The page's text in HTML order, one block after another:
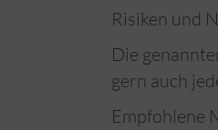
Risiken und
Die
gern auch
Empfohlene